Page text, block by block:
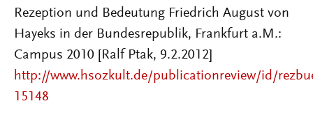
Rezeption und Bedeutung Friedrich August von
Hayeks in der Bundesrepublik, Frankfurt a.M.:
Campus 2010 [Ralf Ptak, 9.2.2012]
http://www.hsozkult.de/publicationreview/id/
15148